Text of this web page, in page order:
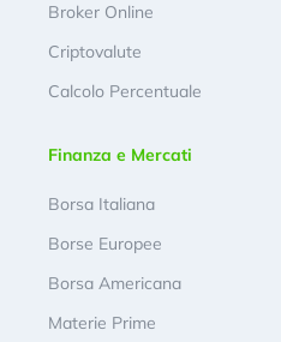
Broker Online
Criptovalute
Calcolo Percentuale
Finanza e Mercati
Borsa Italiana
Borse Europee
Borsa Americana
Materie Prime